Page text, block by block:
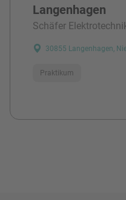
Langenhagen
Schäfer
30855 Langenhagen,
Praktikum